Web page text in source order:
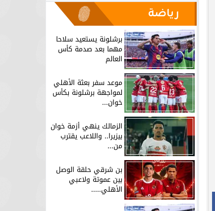
رياضة
برشلونة يستعيد سلاحا
مهما بعد صدمة كأس
العالم
موعد سفر بعثة الأهلي
لمواجهة برشلونة بكأس
خوان...
الزمالك ينهي أزمة خوان
بيزيرا.. واللاعب يقترب
من...
بن شرقي حلقة الوصل
بين عموتة ولاعبي
الأهلي.....